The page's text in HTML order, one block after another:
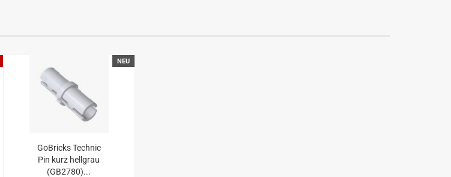
NEU
GoBricks Technic
Pin kurz hellgrau
(GB2780)...